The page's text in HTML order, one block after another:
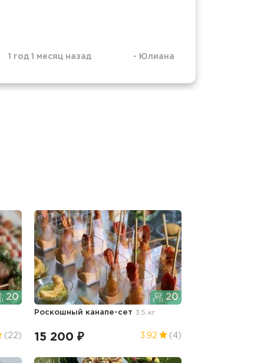
1 год 1 месяц назад - Юлиана
20
(22)
20
Роскошный канапе-сет 3.5 кг
15 200 ₽ 3.92 (4)